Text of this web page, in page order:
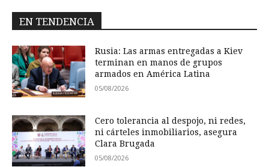
EN TENDENCIA
Rusia: Las armas entregadas a Kiev
terminan en manos de grupos
armados en América Latina
05/08/2026
Cero tolerancia al despojo, ni redes,
ni cárteles inmobiliarios, asegura
Clara Brugada
05/08/2026